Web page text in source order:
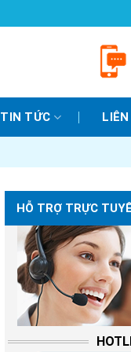
TIN TỨC LIÊN
HỖ TRỢ TRỰC